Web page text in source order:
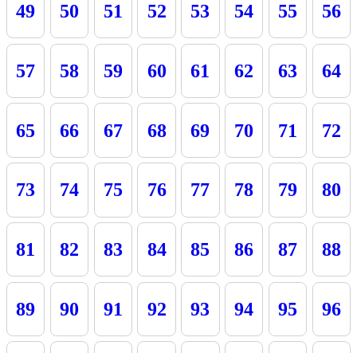
49 50 51 52 53 54 55 56
57 58 59 60 61 62 63 64
65 66 67 68 69 70 71 72
73 74 75 76 77 78 79 80
81 82 83 84 85 86 87 88
89 90 91 92 93 94 95 96